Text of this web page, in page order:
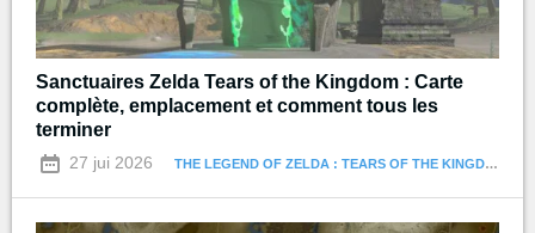
Sanctuaires Zelda Tears of the Kingdom : Carte
complète, emplacement et comment tous les
terminer
27 jui 2026 THE LEGEND OF ZELDA : TEARS OF THE KINGDOM